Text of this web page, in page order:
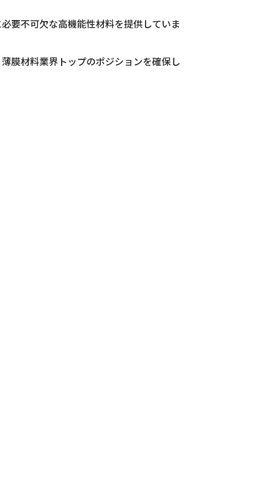
要不可欠な高機能性材料を提供していま
膜材料業界トップのポジションを確保し